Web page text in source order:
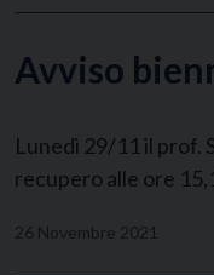
Avviso
Lunedì 29/11 il prof.
recupero alle ore
26 Novembre 2021